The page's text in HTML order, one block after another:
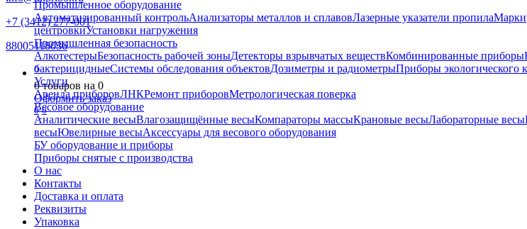
+7 (3412) 277-001
88005118036
0
0 товаров на 0
Оформить заказ
0 0
Промышленное оборудование
Автоматизированный контрольАнализаторы металлов и сплавовЛазерные указатели пропила
центровкиУстановки нагружения
Промышленная безопасность
АлкотестерыБезопасность рабочей зоныДетекторы взрывчатых веществКомбинированные приборы
бактерицидныеСистемы обследования объектовДозиметры и радиометрыПриборы экологического
Услуги
Аренда приборовЛНКРемонт приборовМетрологическая поверка
Весовое оборудование
Аналитические весыВлагозащищённые весыКомпараторы массыКрановые весыЛабораторные весы
весыЮвелирные весыАксессуары для весового оборудования
БУ оборудование и приборы
Приборы снятые с производства
О нас
Контакты
Доставка и оплата
Реквизиты
Упаковка